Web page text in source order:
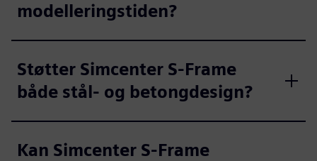
modelleringstiden?
Støtter Simcenter S-Frame
både stål- og betongdesign?
Kan Simcenter S-Frame